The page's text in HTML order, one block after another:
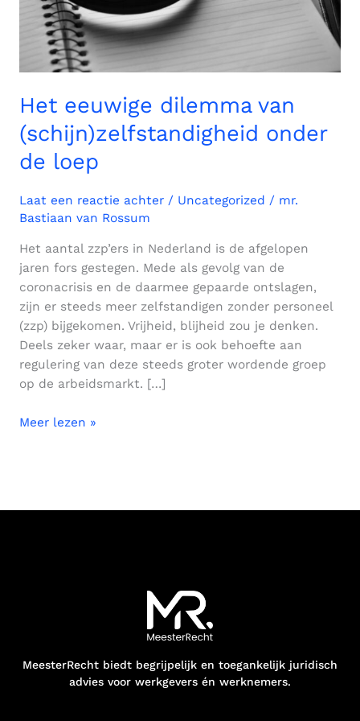
Het eeuwige dilemma van
(schijn)zelfstandigheid onder
de loep
Laat een reactie achter / Uncategorized / mr.
Bastiaan van Rossum
Het aantal zzp’ers in Nederland is de afgelopen
jaren fors gestegen. Mede als gevolg van de
coronacrisis en de daarmee gepaarde ontslagen,
zijn er steeds meer zelfstandigen zonder personeel
(zzp) bijgekomen. Vrijheid, blijheid zou je denken.
Deels zeker waar, maar er is ook behoefte aan
regulering van deze steeds groter wordende groep
op de arbeidsmarkt. […]
loep
Meer lezen »
MeesterRecht biedt begrijpelijk en toegankelijk juridisch
advies voor werkgevers én werknemers.